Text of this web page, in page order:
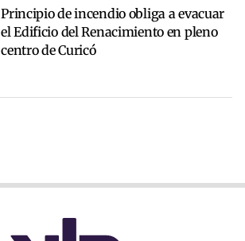
Principio de incendio obliga a evacuar
el Edificio del Renacimiento en pleno
centro de Curicó